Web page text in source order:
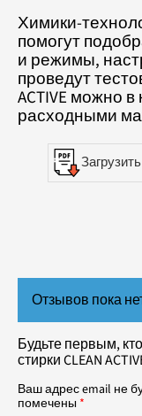
Химики-
помогут
и режимы,
проведут
ACTIVE можно
расходными
Отзывов пока
Будьте первым,
стирки CLEAN
Ваш адрес email не
помечены *